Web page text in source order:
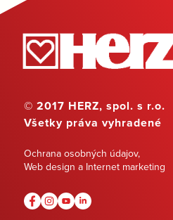
© 2017 HERZ, spol. s r.o.
Všetky práva vyhradené
Ochrana osobných údajov,
Web design a Internet marketing